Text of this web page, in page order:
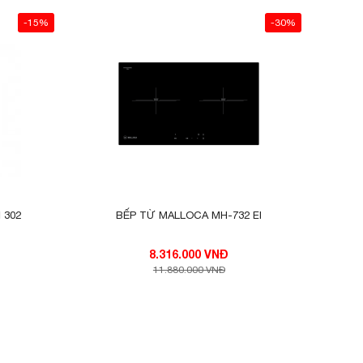
trợ.
-15%
302
-30%
BẾP TỪ MALLOCA MH-732 EI
8.316.000 VNĐ
11.880.000 VNĐ